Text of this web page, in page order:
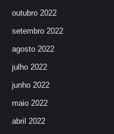
outubro 2022
setembro 2022
agosto 2022
julho 2022
junho 2022
maio 2022
abril 2022